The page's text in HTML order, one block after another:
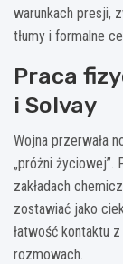
warunkach presji,
tłumy i formalne
Praca
i Solvay
Wojna przerwała
„próżni życiowej”.
zakładach
zostawiać jako
łatwość kontaktu
rozmowach.